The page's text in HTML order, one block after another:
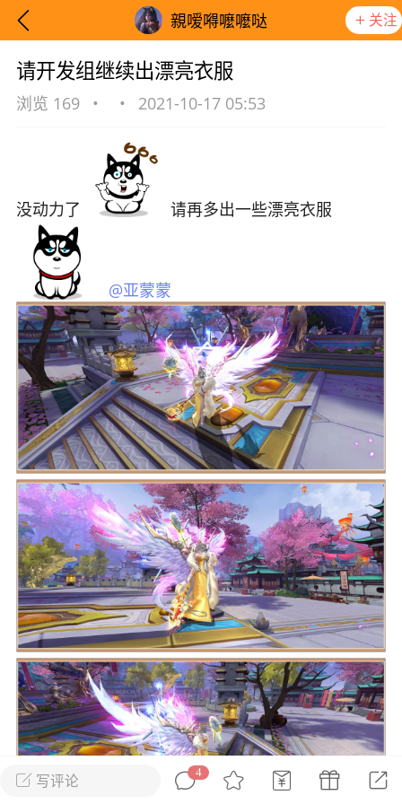
親嗳嘚嚒嚒哒 关注
提示 想要更快入门社区，请阅读【新手宝典】
花农场 藏宝阁 夺宝岛 金券所 刮部落 跃龙门
新手宝典
社区入门必看指南
0.1折手游
多款游戏任君畅玩
大千世界
开播时间留意通知
游戏推荐
一起体验精彩世界
近期热点
每分钟在线0，今日新注册0，孵蛋1，总用户数1947597
ʚ小鱼冻干ɞ
03-06 11:18 广东·深圳 官方社区活动
【周末了，还不来新服冲榜吗？】送现
金大奖、实物奖励，各种福利拿到手软！
写评论 4
请开发组继续出漂亮衣服
浏览 169 • • 2021-10-17 05:53
没动力了 请再多出一些漂亮衣服
@亚蒙蒙